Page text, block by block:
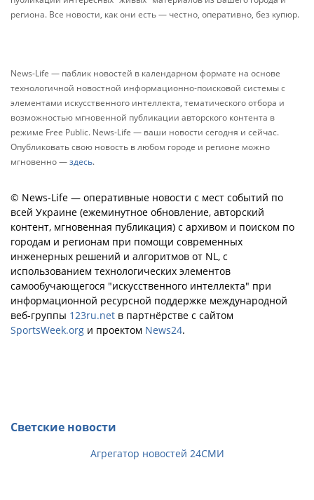
региона. Все новости, как они есть — честно, оперативно, без купюр.
News-Life — паблик новостей в календарном формате на основе
технологичной новостной информационно-поисковой системы с
элементами искусственного интеллекта, тематического отбора и
возможностью мгновенной публикации авторского контента в
режиме Free Public. News-Life — ваши новости сегодня и сейчас.
Опубликовать свою новость в любом городе и регионе можно
мгновенно —здесь.
© News-Life — оперативные новости с мест событий по
всей Украине (ежеминутное обновление, авторский
контент, мгновенная публикация) с архивом и поиском по
городам и регионам при помощи современных
инженерных решений и алгоритмов от NL, с
использованием технологических элементов
самообучающегося "искусственного интеллекта" при
информационной ресурсной поддержке международной
веб-группы 123ru.net в партнёрстве с сайтом
SportsWeek.org и проектом News24.
Светские новости
Агрегатор новостей 24СМИ